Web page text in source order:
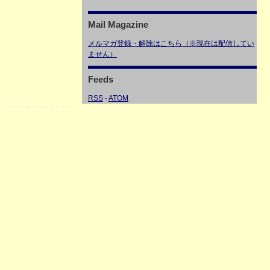
Mail Magazine
メルマガ登録・解除はこちら（※現在は配信してい
ません）
Feeds
RSS -ATOM